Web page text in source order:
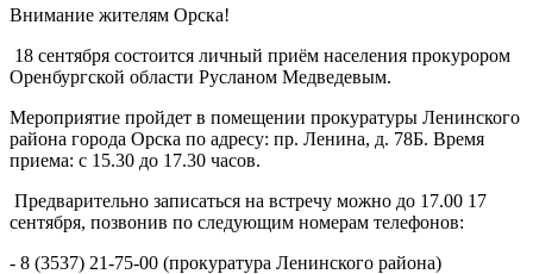
Внимание жителям Орска!
18 сентября состоится личный приём населения прокурором
Оренбургской области Русланом Медведевым.
Мероприятие пройдет в помещении прокуратуры Ленинского
района города Орска по адресу: пр. Ленина, д. 78Б. Время
приема: с 15.30 до 17.30 часов.
Предварительно записаться на встречу можно до 17.00 17
сентября, позвонив по следующим номерам телефонов:
- 8 (3537) 21-75-00 (прокуратура Ленинского района)